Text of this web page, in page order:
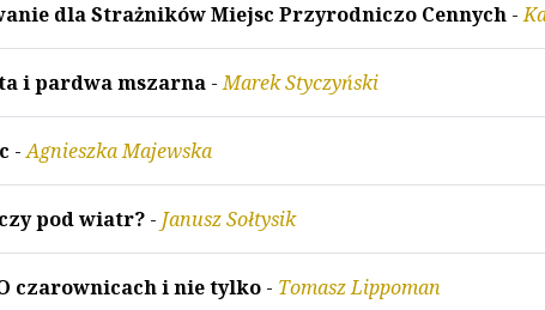
dla Strażników Miejsc Przyrodniczo Cennych -
i pardwa mszarna -Marek Styczyński
-Agnieszka Majewska
pod wiatr? - Janusz Sołtysik
czarownicach i nie tylko - Tomasz Lippoman